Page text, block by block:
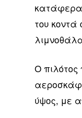
του
Ο
ύψος, με